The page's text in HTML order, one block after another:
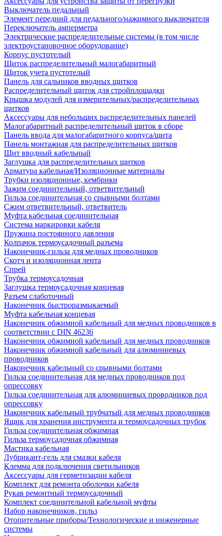
Выключатель педальный
Элемент передний для педального/нажимного выключателя
Переключатель амперметра
Электрические распределительные системы (в том числе
электроустановочное оборудование)
Корпус пустотелый
Щиток распределительный малогабаритный
Щиток учета пустотелый
Панель для сальников вводных щитков
Распределительный щиток для стройплощадки
Крышка модулей для измерительных/распределительных
щитков
Аксессуары для небольших распределительных панелей
Малогабаритный распределительный щиток в сборе
Панель ввода для малогабаритного корпуса/щита
Панель монтажная для распределительных щитков
Щит вводный кабельный
Заглушка для распределительных щитков
Арматура кабельная/Изоляционные материалы
Трубки изоляционные, кембрики
Зажим соединительный, ответвительный
Гильза соединительная со срывными болтами
Сжим ответвительный, ответвитель
Муфта кабельная соединительная
Система маркировки кабеля
Пружина постоянного давления
Колпачок термоусадочный разъема
Наконечник-гильза для медных проводников
Скотч и изоляционная лента
Спрей
Трубка термоусадочная
Заглушка термоусадочная концевая
Разъем слаботочный
Наконечник быстроразмыкаемый
Муфта кабельная концевая
Наконечник обжимной кабельный для медных проводников в
соответствии с DIN 46236
Наконечник обжимной кабельный для медных проводников
Наконечник обжимной кабельный для алюминиевых
проводников
Наконечник кабельный со срывными болтами
Гильза соединительная для медных проводников под
опрессовку
Гильза соединительная для алюминиевых проводников под
опрессовку
Наконечник кабельный трубчатый для медных проводников
Ящик для хранения инструмента и термоусадочных трубок
Гильза соединительная обжимная
Гильза термоусадочная обжимная
Мастика кабельная
Лубрикант-гель для смазки кабеля
Клемма для подключения светильников
Аксессуары для герметизации кабеля
Комплект для ремонта оболочки кабеля
Рукав ремонтный термоусадочный
Комплект соединительной кабельной муфты
Набор наконечников, гильз
Отопительные приборы/Технологические и инженерные
системы